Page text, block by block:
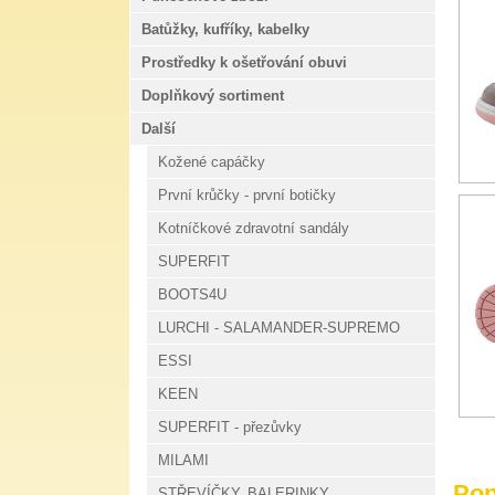
Batůžky, kufříky, kabelky
Prostředky k ošetřování obuvi
Doplňkový sortiment
Další
Kožené capáčky
První krůčky - první botičky
Kotníčkové zdravotní sandály
SUPERFIT
BOOTS4U
LURCHI - SALAMANDER-SUPREMO
ESSI
KEEN
SUPERFIT - přezůvky
MILAMI